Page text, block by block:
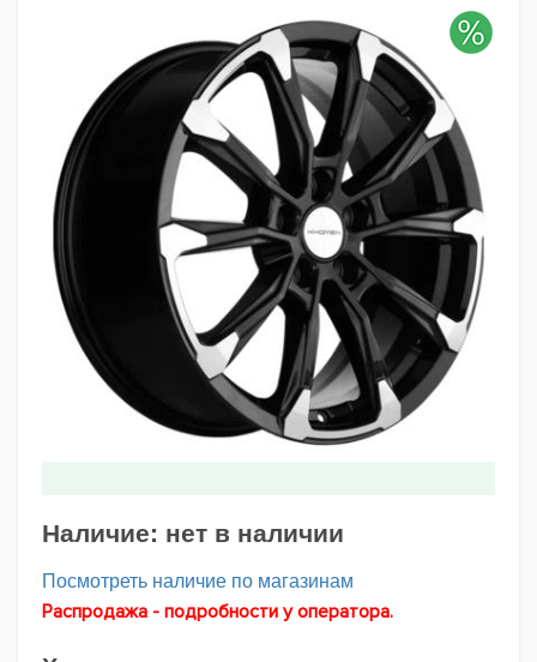
Наличие: нет в наличии
Посмотреть наличие по магазинам
Распродажа - подробности у оператора.